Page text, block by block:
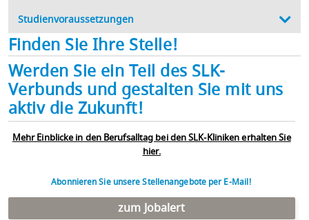
Studienvoraussetzungen
Finden Sie Ihre Stelle!
Werden Sie ein Teil des SLK-
Verbunds und gestalten Sie mit uns
aktiv die Zukunft!
Mehr Einblicke in den Berufsalltag bei den SLK-Kliniken erhalten Sie
hier.
Abonnieren Sie unsere Stellenangebote per E-Mail!
zum Jobalert